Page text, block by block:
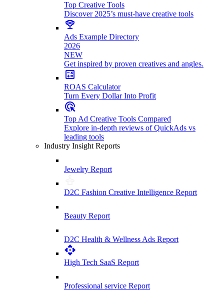
Top Creative Tools
Discover 2025’s must-have creative tools
Ads Example Directory
2026
NEW
Get inspired by proven creatives and angles.
ROAS Calculator
Turn Every Dollar Into Profit
Top Ad Creative Tools Compared
Explore in-depth reviews of QuickAds vs
leading tools
Industry Insight Reports
Jewelry Report
D2C Fashion Creative Intelligence Report
Beauty Report
D2C Health & Wellness Ads Report
High Tech SaaS Report
Professional service Report